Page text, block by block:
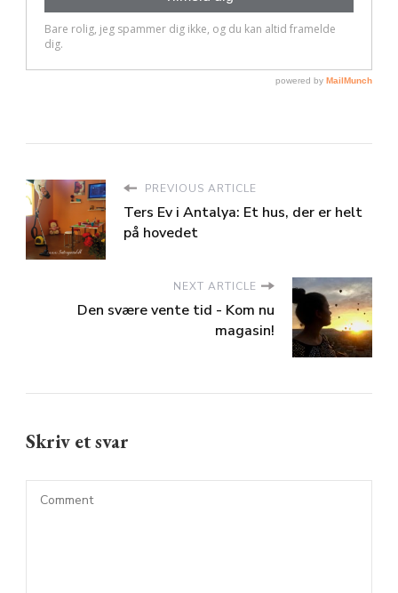
PREVIOUS ARTICLE
Ters Ev i Antalya: Et hus, der er helt
på hovedet
NEXT ARTICLE
Den svære vente tid - Kom nu
magasin!
Skriv et svar